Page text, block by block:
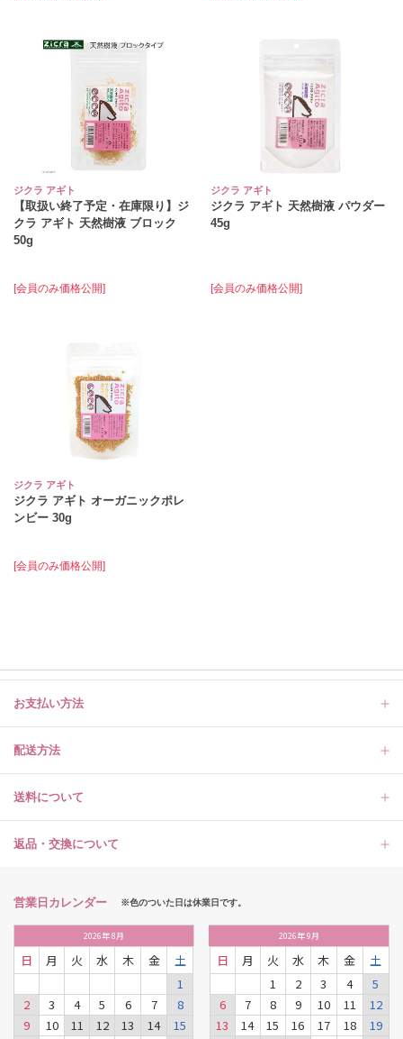
ジクラ アギト
【取扱い終了予定・在庫限り】ジ
クラ アギト 天然樹液 ブロック
50g
[会員のみ価格公開]
ジクラ アギト
ジクラ アギト 天然樹液 パウダー
45g
[会員のみ価格公開]
ジクラ アギト
ジクラ アギト オーガニックポレ
ンビー 30g
[会員のみ価格公開]
お支払い方法
配送方法
送料について
返品・交換について
営業日カレンダー ※色のついた日は休業日です。
2026年8月
日 月 火 水 木 金
土
1
2
3 4 5 6 7
8
9
10 11 12 13 14
15
2026年9月
日 月 火 水 木 金
土
1
2 3 4
5
6
7 8 9 10 11
12
13
14 15 16 17 18
19